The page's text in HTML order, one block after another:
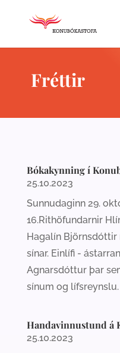
Fréttir
Bókakynning í
25.10.2023
Sunnudaginn 29.
16.Rithöfundarnir
Hagalín
sínar. Einlífi -
Agnarsdóttur þar
sínum og lífsreynslu.
Handavinnustund á
25.10.2023